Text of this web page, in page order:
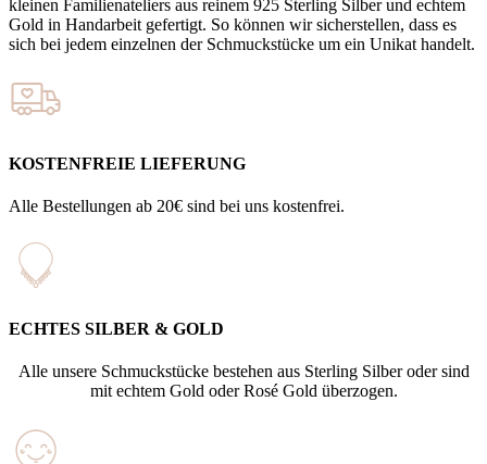
kleinen Familienateliers aus reinem 925 Sterling Silber und echtem
Gold in Handarbeit gefertigt. So können wir sicherstellen, dass es
sich bei jedem einzelnen der Schmuckstücke um ein Unikat handelt.
KOSTENFREIE LIEFERUNG
Alle Bestellungen ab 20€ sind bei uns kostenfrei.
ECHTES SILBER & GOLD
Alle unsere Schmuckstücke bestehen aus Sterling Silber oder sind
mit echtem Gold oder Rosé Gold überzogen.